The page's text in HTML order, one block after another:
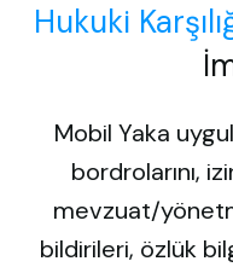
Hukuki
Mobil Yaka
bordrolarını,
mevzuat/
bildirileri, özlük